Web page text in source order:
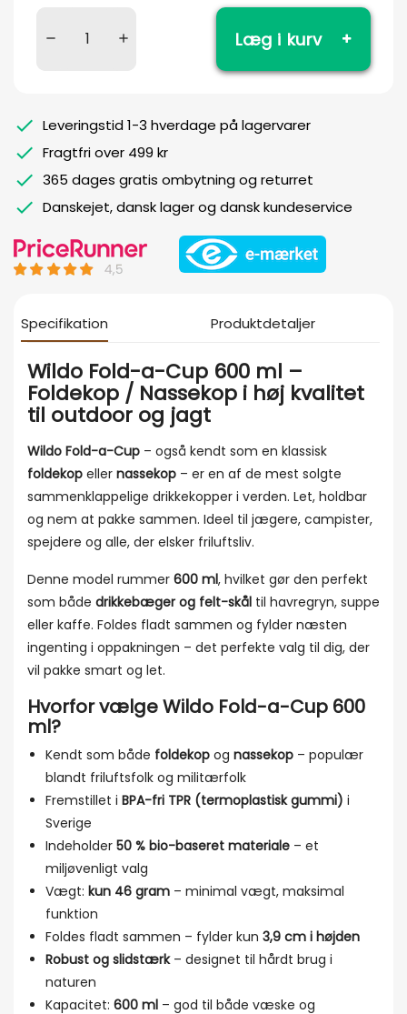
Læg i kurv
Leveringstid 1-3 hverdage på lagervarer
Fragtfri over 499 kr
365 dages gratis ombytning og returret
Danskejet, dansk lager og dansk kundeservice
Specifikation Produktdetaljer
Wildo Fold-a-Cup 600 ml –
Foldekop / Nassekop i høj kvalitet
til outdoor og jagt
Wildo Fold-a-Cup – også kendt som en klassisk
foldekop eller nassekop – er en af de mest solgte
sammenklappelige drikkekopper i verden. Let, holdbar
og nem at pakke sammen. Ideel til jægere, campister,
spejdere og alle, der elsker friluftsliv.
Denne model rummer 600 ml, hvilket gør den perfekt
som både drikkebæger og felt-skål til havregryn, suppe
eller kaffe. Foldes fladt sammen og fylder næsten
ingenting i oppakningen – det perfekte valg til dig, der
vil pakke smart og let.
Hvorfor vælge Wildo Fold-a-Cup 600
ml?
Kendt som både foldekop og nassekop – populær
blandt friluftsfolk og militærfolk
Fremstillet i BPA-fri TPR (termoplastisk gummi) i
Sverige
Indeholder 50 % bio-baseret materiale – et
miljøvenligt valg
Vægt: kun 46 gram – minimal vægt, maksimal
funktion
Foldes fladt sammen – fylder kun 3,9 cm i højden
Robust og slidstærk– designet til hårdt brug i
naturen
Kapacitet: 600 ml – god til både væske og